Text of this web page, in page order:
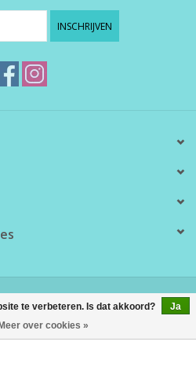
INSCHRIJVEN
Lightspeed
te verbeteren. Is dat akkoord?
Ja
Meer over cookies »